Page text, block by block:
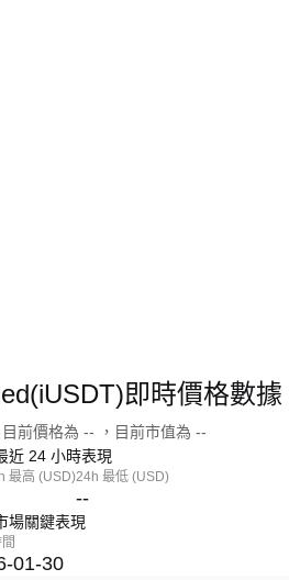
即時價格數據
前價格為 -- ，目前市值為 --
近 24 小時表現
最高 (USD)24h 最低 (USD)
--
場關鍵表現
01-30